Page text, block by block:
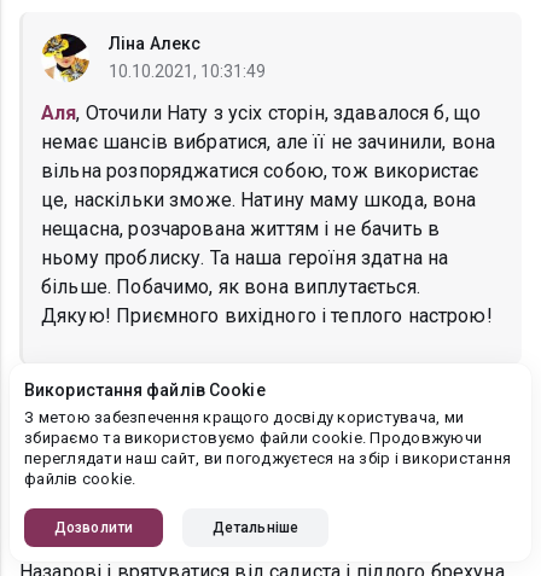
Ліна Алекс
10.10.2021, 10:31:49
Аля, Оточили Нату з усіх сторін, здавалося б, що
немає шансів вибратися, але її не зачинили, вона
вільна розпоряджатися собою, тож використає
це, наскільки зможе. Натину маму шкода, вона
нещасна, розчарована життям і не бачить в
ньому проблиску. Та наша героїня здатна на
більше. Побачимо, як вона виплутається.
Дякую! Приємного вихідного і теплого настрою!
Людмила Румянцева
10.10.2021, 09:44:04
Та Наталі треба було щосили кричати і просити про
допомогу, коли в квартирі був Назар! Схоже, що в неї
дійсно залишився самий останній шанс все пояснити
Використання файлів Cookie
З метою забезпечення кращого досвіду користувача, ми
збираємо та використовуємо файли cookie. Продовжуючи
переглядати наш сайт, ви погоджуєтеся на збір і використання
файлів cookie.
Дозволити Детальніше